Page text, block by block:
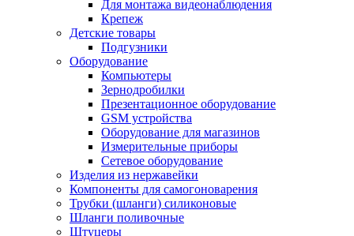
Для монтажа видеонаблюдения
Крепеж
Детские товары
Подгузники
Оборудование
Компьютеры
Зернодробилки
Презентационное оборудование
GSM устройства
Оборудование для магазинов
Измерительные приборы
Сетевое оборудование
Изделия из нержавейки
Компоненты для самогоноварения
Трубки (шланги) силиконовые
Шланги поливочные
Штуцеры